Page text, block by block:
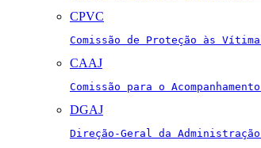
CPVC
Comissão de Proteção às
CAAJ
Comissão para o
DGAJ
Direção-Geral da